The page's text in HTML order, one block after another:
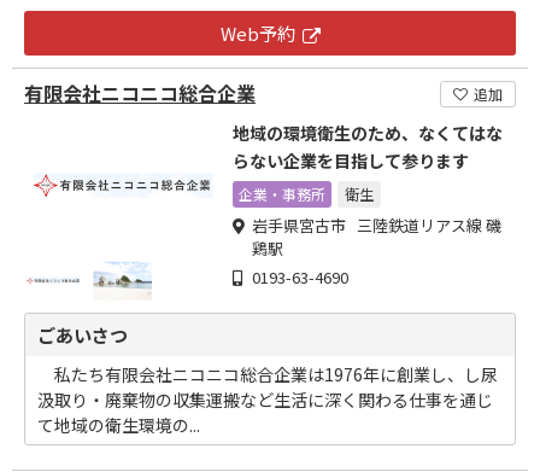
Web予約
有限会社ニコニコ総合企業 追加
地域の環境衛生のため、なくてはな
らない企業を目指して参ります
企業・事務所 衛生
岩手県宮古市 三陸鉄道リアス線 磯
鶏駅
0193-63-4690
ごあいさつ
私たち有限会社ニコニコ総合企業は1976年に創業し、し尿
汲取り・廃棄物の収集運搬など生活に深く関わる仕事を通じ
て地域の衛生環境の...